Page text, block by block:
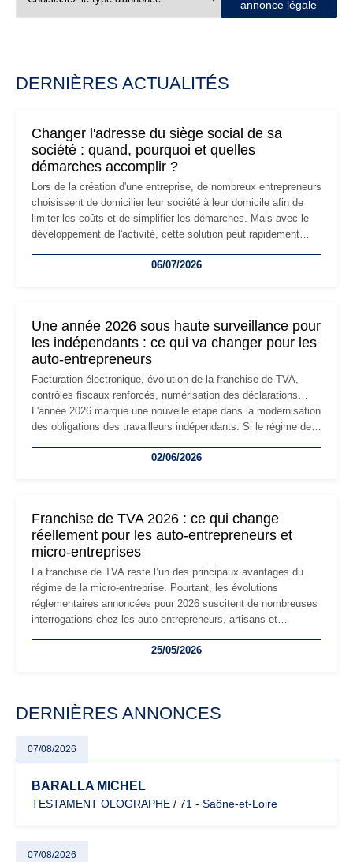
annonce légale
DERNIÈRES ACTUALITÉS
Changer l'adresse du siège social de sa
société : quand, pourquoi et quelles
démarches accomplir ?
Lors de la création d'une entreprise, de nombreux entrepreneurs
choisissent de domicilier leur société à leur domicile afin de
limiter les coûts et de simplifier les démarches. Mais avec le
développement de l'activité, cette solution peut rapidement
professionnels, recrutement, image de marque… Le
06/07/2026
Une année 2026 sous haute surveillance pour
les indépendants : ce qui va changer pour les
auto-entrepreneurs
Facturation électronique, évolution de la franchise de TVA,
contrôles fiscaux renforcés, numérisation des déclarations…
L'année 2026 marque une nouvelle étape dans la modernisation
des obligations des travailleurs indépendants. Si le régime de
les auto-entrepreneurs devront s'adapter à un environnement
02/06/2026
Franchise de TVA 2026 : ce qui change
réellement pour les auto-entrepreneurs et
micro-entreprises
La franchise de TVA reste l’un des principaux avantages du
régime de la micro-entreprise. Pourtant, les évolutions
réglementaires annoncées pour 2026 suscitent de nombreuses
interrogations chez les auto-entrepreneurs, artisans et
facturation ou risque de bascule vers la TVA : les règles
25/05/2026
DERNIÈRES ANNONCES
07/08/2026
BARALLA MICHEL
TESTAMENT OLOGRAPHE / 71 - Saône-et-Loire
07/08/2026